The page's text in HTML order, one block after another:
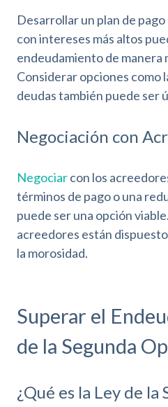
d
Desarrollar un plan de
con intereses más altos
endeudamiento de manera
Considerar opciones como
deudas también puede ser
Negociación con
Negociarcon los
términos de pago o una
puede ser una opción
acreedores están
la morosidad.
Superar el
de la Segunda
¿Qué es la Ley de la